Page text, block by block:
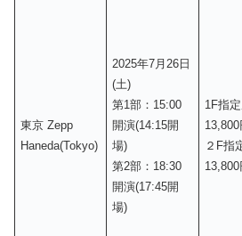
東京 Zepp
Haneda(Tokyo)
2025年7月26日
(土)
第1部：15:00
開演(14:15開
場)
第2部：18:30
開演(17:45開
場)
1F指
13,800
２F指
13,800